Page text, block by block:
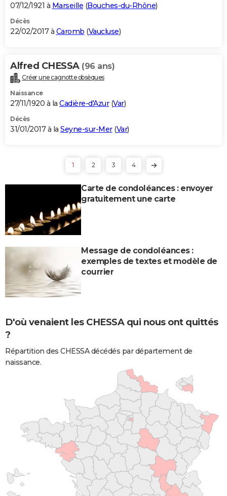
07/12/1921 à Marseille (Bouches-du-Rhône)
Décès
22/02/2017 à Caromb (Vaucluse)
Alfred CHESSA (96 ans)
Créer une cagnotte obsèques
Naissance
27/11/1920 à la Cadière-d'Azur(Var)
Décès
31/01/2017 à la Seyne-sur-Mer(Var)
1 2 3 4
Carte de condoléances : envoyer
gratuitement une carte
Message de condoléances :
exemples de textes et modèle de
courrier
D'où venaient les CHESSA qui nous ont quittés
?
Répartition des CHESSA décédés par département de
naissance.